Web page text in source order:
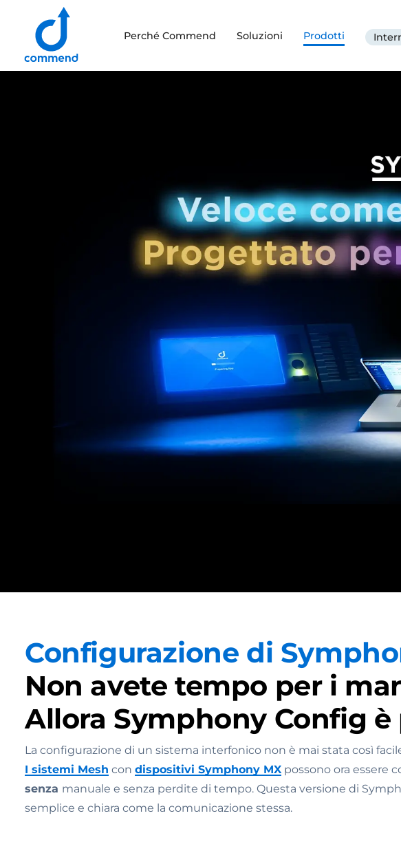
Scroll to content
Perché Commend Soluzioni Prodotti
Configurazione di
Non avete tempo per i
Allora Symphony Config
La configurazione di un sistema interfonico non è mai stata così
I sistemi Mesh con dispositivi Symphony MXpossono ora essere
senza manuale e senza perdite di tempo. Questa versione di
semplice e chiara come la comunicazione stessa.